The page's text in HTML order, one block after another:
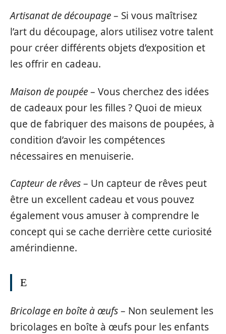
Artisanat de découpage– Si vous maîtrisez
l’art du découpage, alors utilisez votre talent
pour créer différents objets d’exposition et
les offrir en cadeau.
Maison de poupée– Vous cherchez des idées
de cadeaux pour les filles ? Quoi de mieux
que de fabriquer des maisons de poupées, à
condition d’avoir les compétences
nécessaires en menuiserie.
Capteur de rêves– Un capteur de rêves peut
être un excellent cadeau et vous pouvez
également vous amuser à comprendre le
concept qui se cache derrière cette curiosité
amérindienne.
E
Bricolage en boîte à œufs– Non seulement les
bricolages en boîte à œufs pour les enfants